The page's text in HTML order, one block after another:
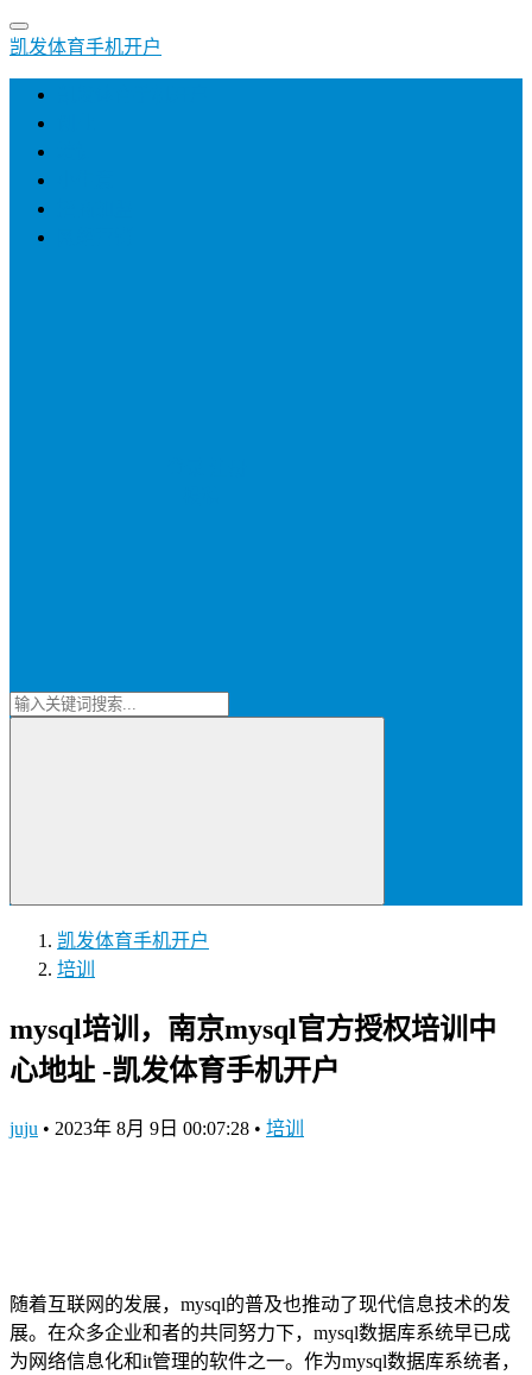
凯发体育手机开户
凯发体育手机开户
培训
mysql培训，南京mysql官方授权培训中
心地址 -凯发体育手机开户
juju • 2023年 8月 9日 00:07:28 • 培训
随着互联网的发展，mysql的普及也推动了现代信息技术的发
展。在众多企业和者的共同努力下，mysql数据库系统早已成
为网络信息化和it管理的软件之一。作为mysql数据库系统者，